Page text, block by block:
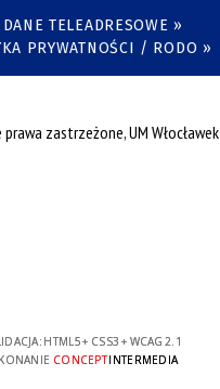
TELEADRESOWE »
PRYWATNOŚCI / RODO »
zastrzeżone, UM Włocławek
HTML5+ CSS3 + WCAG 2.1
CONCEPTINTERMEDIA